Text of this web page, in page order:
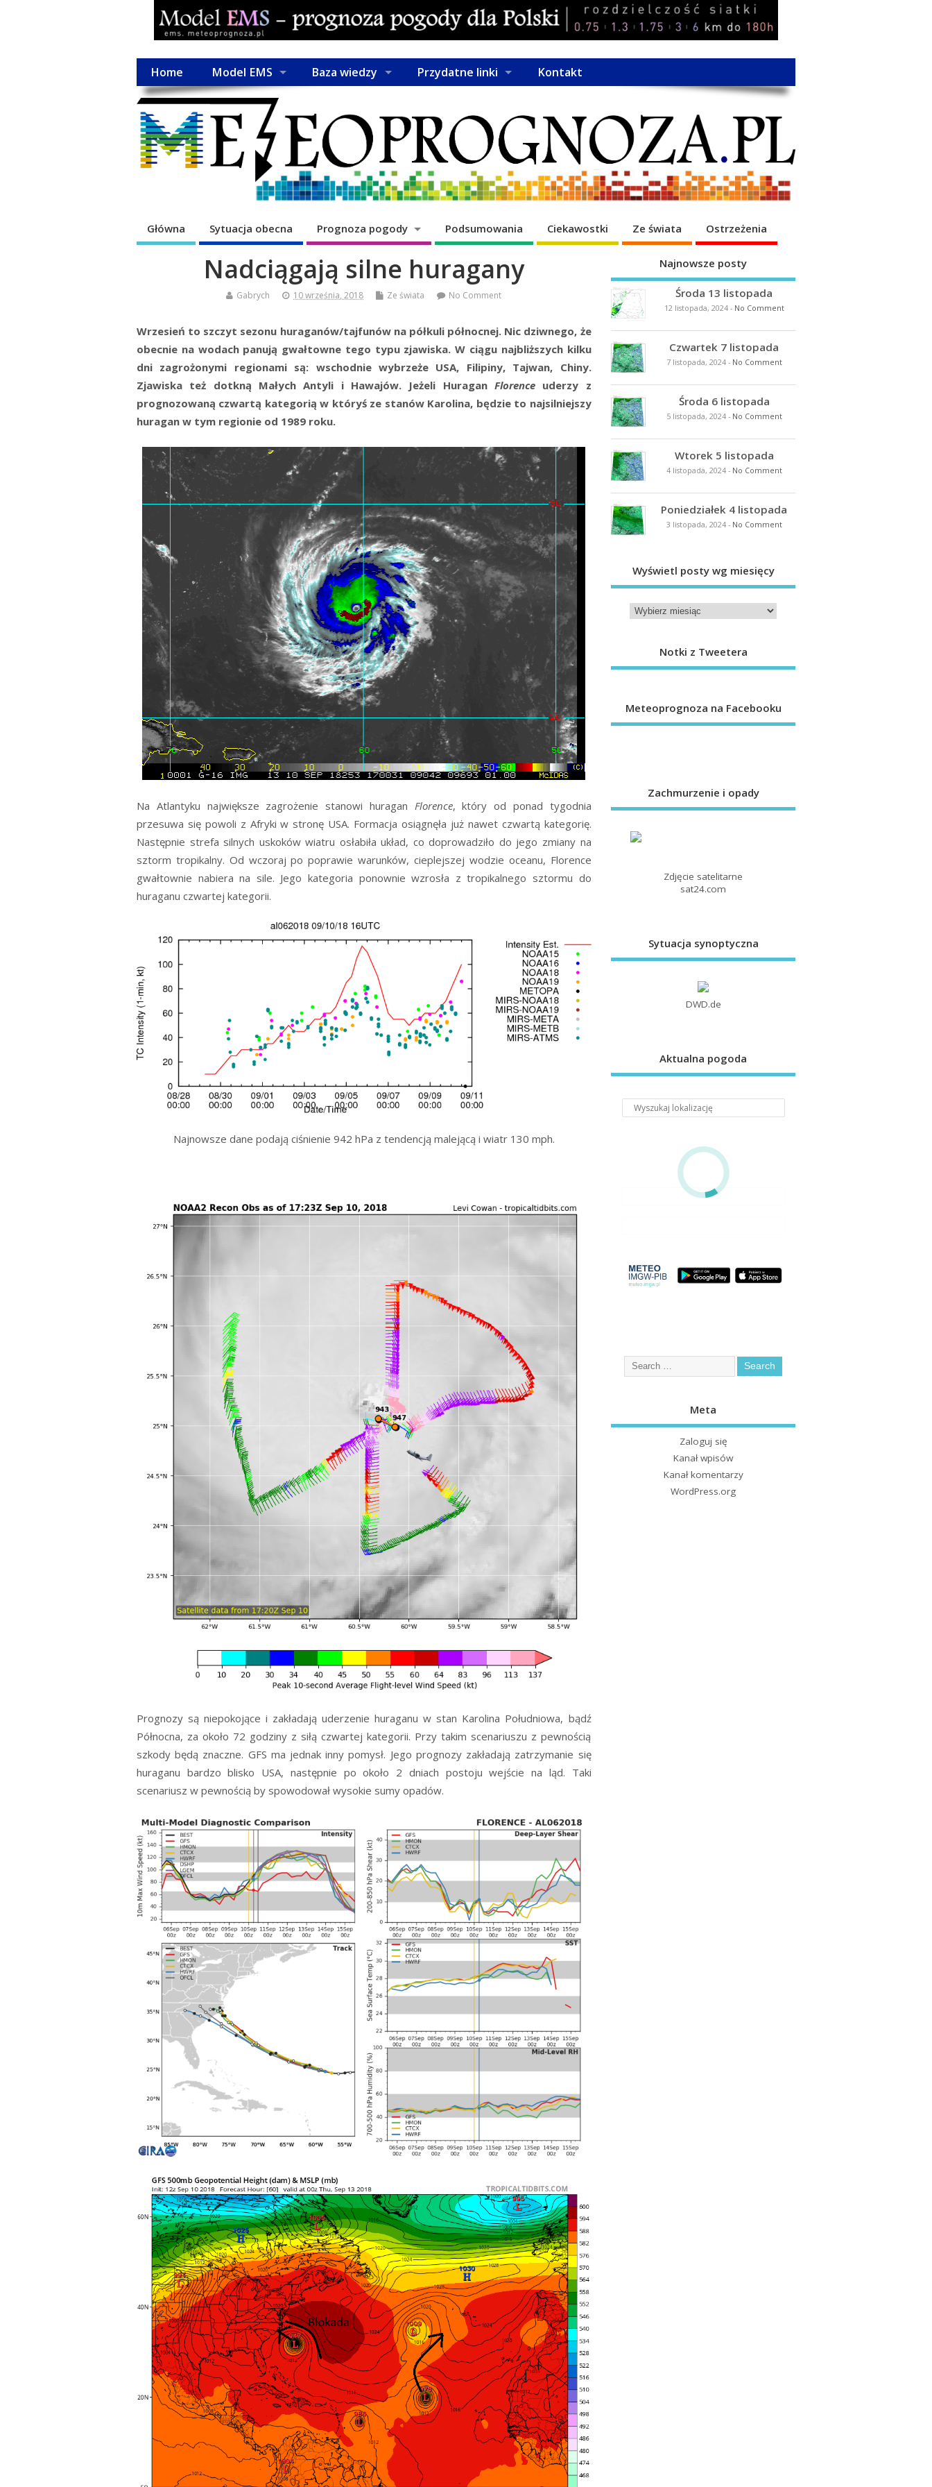
Home Model EMS Baza wiedzy Przydatne linki Kontakt
Główna Sytuacja obecna Prognoza pogody Podsumowania Ciekawostki Ze świata Ostrzeżenia
Nadciągają silne huragany
Gabrych 10 września, 2018 Ze świata No Comment
Wrzesień to szczyt sezonu huraganów/tajfunów na półkuli północnej. Nic dziwnego, że
obecnie na wodach panują gwałtowne tego typu zjawiska. W ciągu najbliższych kilku
dni zagrożonymi regionami są: wschodnie wybrzeże USA, Filipiny, Tajwan, Chiny.
Zjawiska też dotkną Małych Antyli i Hawajów. Jeżeli Huragan Florenceuderzy z
prognozowaną czwartą kategorią w któryś ze stanów Karolina, będzie to najsilniejszy
huragan w tym regionie od 1989 roku.
Na Atlantyku największe zagrożenie stanowi huragan Florence, który od ponad tygodnia
przesuwa się powoli z Afryki w stronę USA. Formacja osiągnęła już nawet czwartą kategorię.
Następnie strefa silnych uskoków wiatru osłabiła układ, co doprowadziło do jego zmiany na
sztorm tropikalny. Od wczoraj po poprawie warunków, cieplejszej wodzie oceanu, Florence
gwałtownie nabiera na sile. Jego kategoria ponownie wzrosła z tropikalnego sztormu do
huraganu czwartej kategorii.
Najnowsze dane podają ciśnienie 942 hPa z tendencją malejącą i wiatr 130 mph.
Prognozy są niepokojące i zakładają uderzenie huraganu w stan Karolina Południowa, bądź
Północna, za około 72 godziny z siłą czwartej kategorii. Przy takim scenariuszu z pewnością
szkody będą znaczne. GFS ma jednak inny pomysł. Jego prognozy zakładają zatrzymanie się
huraganu bardzo blisko USA, następnie po około 2 dniach postoju wejście na ląd. Taki
scenariusz w pewnością by spowodował wysokie sumy opadów.
Najnowsze posty
Środa 13 listopada
12 listopada, 2024- No Comment
Czwartek 7 listopada
7 listopada, 2024- No Comment
Środa 6 listopada
5 listopada, 2024- No Comment
Wtorek 5 listopada
4 listopada, 2024- No Comment
Poniedziałek 4 listopada
3 listopada, 2024- No Comment
Wyświetl posty wg miesięcy
Notki z Tweetera
Meteoprognoza na Facebooku
Zachmurzenie i opady
Zdjęcie satelitarne
sat24.com
Sytuacja synoptyczna
DWD.de
Aktualna pogoda
Meta
Zaloguj się
Kanał wpisów
Kanał komentarzy
WordPress.org